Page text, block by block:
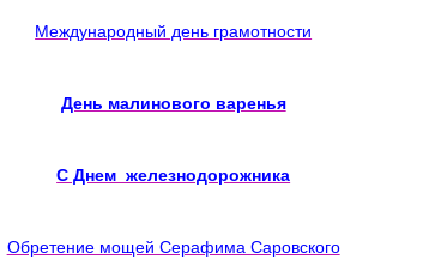
Международный день грамотности
День малинового варенья
С Днем железнодорожника
Обретение мощей Серафима Саровского